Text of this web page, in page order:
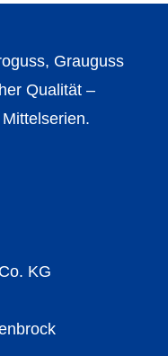
Grauguss
Qualität –
KG